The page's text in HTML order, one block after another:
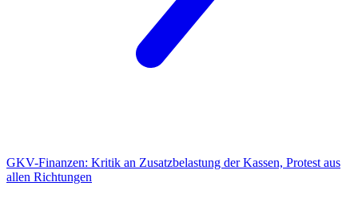
GKV-Finanzen: Kritik an Zusatzbelastung der Kassen, Protest aus
allen Richtungen